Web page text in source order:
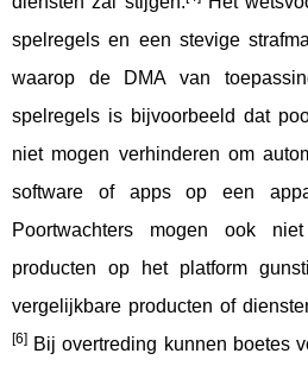
spelregels en een stevige
waarop de DMA van
spelregels is bijvoorbeeld dat
niet mogen verhinderen om
software of apps op een
Poortwachters mogen ook
producten op het platform
vergelijkbare producten of
[6] Bij overtreding kunnen boetes